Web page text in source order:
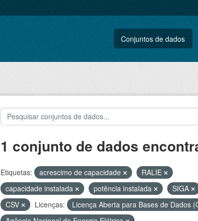
Conjuntos de dados
1 conjunto de dados
Etiquetas: acrescimo de capacidade
RALIE
capacidade instalada
potência instalada SIGA
CSV
Licenças: Licença Aberta para Bases de Dados